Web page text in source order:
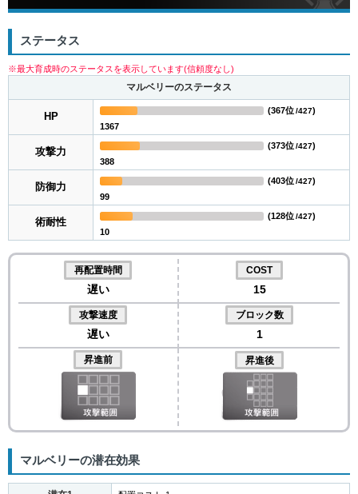
ステータス
※最大育成時のステータスを表示しています(信頼度なし)
マルベリーのステータス
HP
1367
(367位/427)
攻撃力
388
(373位/427)
防御力
99
(403位/427)
術耐性
10
(128位/427)
再配置時間
遅い
COST
15
攻撃速度
遅い
ブロック数
1
昇進前 昇進後
マルベリーの潜在効果